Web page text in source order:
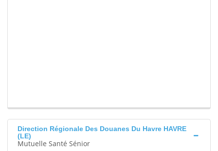
Direction Régionale Des Douanes Du Havre HAVRE
(LE)
Mutuelle Santé Sénior